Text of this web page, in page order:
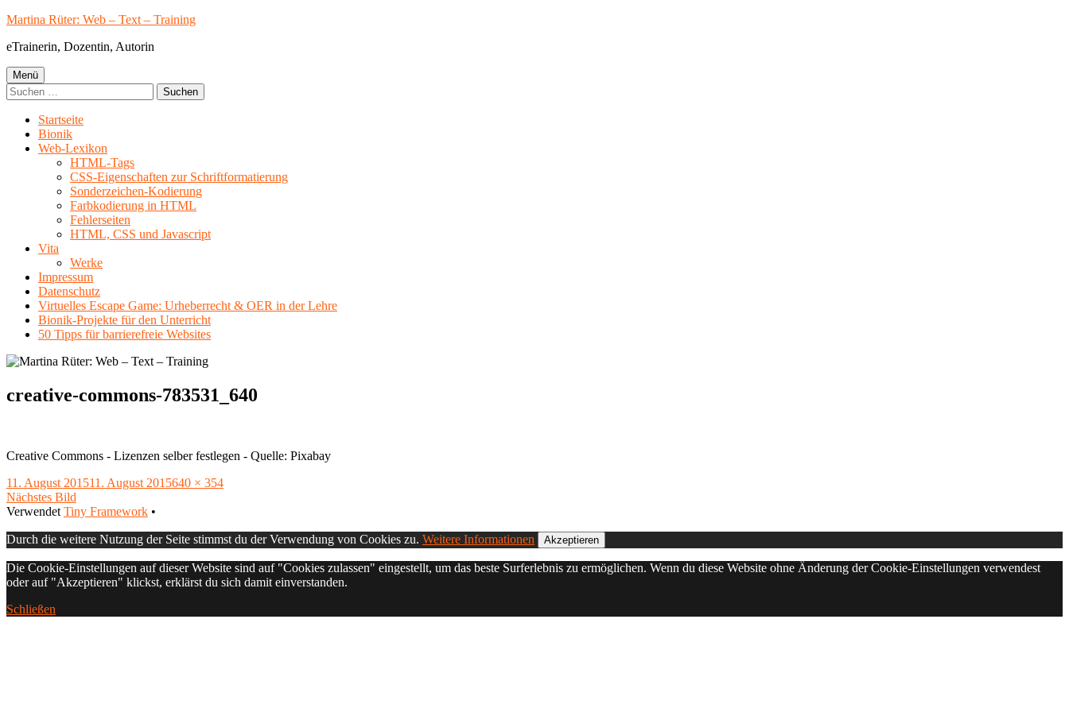
Springe
Inhalt
Martina Rüter: Web – Text – Training
eTrainerin, Dozentin, Autorin
Primäres
Menü
Menü
Suchen
nach:
Startseite
Bionik
Web-Lexikon
HTML-Tags
CSS-Eigenschaften zur Schriftformatierung
Sonderzeichen-Kodierung
Farbkodierung in HTML
Fehlerseiten
HTML, CSS und Javascript
Vita
Werke
Impressum
Datenschutz
Virtuelles Escape Game: Urheberrecht & OER in der Lehre
Bionik-Projekte für den Unterricht
50 Tipps für barrierefreie Websites
creative-commons-783531_640
Creative Commons - Lizenzen selber festlegen - Quelle: Pixabay
Veröffentlicht
am
11. August 201511. August 2015Volle
640 × 354
Nächstes Bild
Footer
Inhalt
Verwendet Tiny Framework •
Durch die weitere Nutzung der Seite stimmst du der Verwendung von Cookies zu. Weitere Informationen Akzeptieren
Die Cookie-Einstellungen auf dieser Website sind auf "Cookies zulassen" eingestellt, um das beste Surferlebnis zu ermöglichen. Wenn du diese Website ohne Änderung der Cookie-Einstellungen verwendest
oder auf "Akzeptieren" klickst, erklärst du sich damit einverstanden.
Schließen